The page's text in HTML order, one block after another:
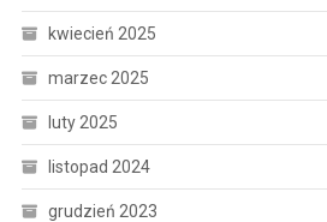
kwiecień 2025
marzec 2025
luty 2025
listopad 2024
grudzień 2023